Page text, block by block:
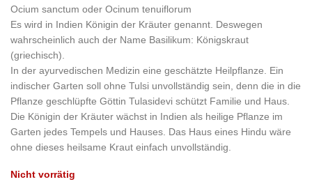
Ocium sanctum oder Ocinum tenuiflorum
Es wird in Indien Königin der Kräuter genannt. Deswegen
wahrscheinlich auch der Name Basilikum: Königskraut
(griechisch).
In der ayurvedischen Medizin eine geschätzte Heilpflanze. Ein
indischer Garten soll ohne Tulsi unvollständig sein, denn die in die
Pflanze geschlüpfte Göttin Tulasidevi schützt Familie und Haus.
Die Königin der Kräuter wächst in Indien als heilige Pflanze im
Garten jedes Tempels und Hauses. Das Haus eines Hindu wäre
ohne dieses heilsame Kraut einfach unvollständig.
Nicht vorrätig